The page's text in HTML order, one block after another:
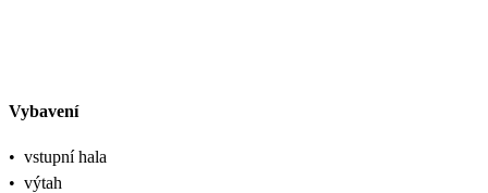
Vybavení
• vstupní hala
• výtah